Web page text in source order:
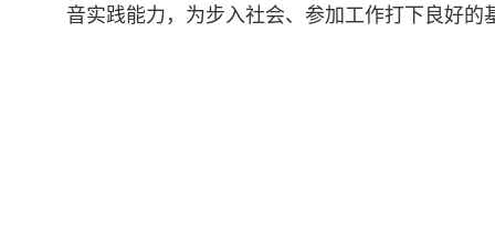
音实践能力，为步入社会、参加工作打下良好